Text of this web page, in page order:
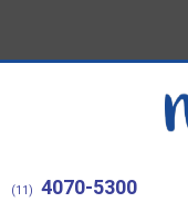
(11) 4070-5300